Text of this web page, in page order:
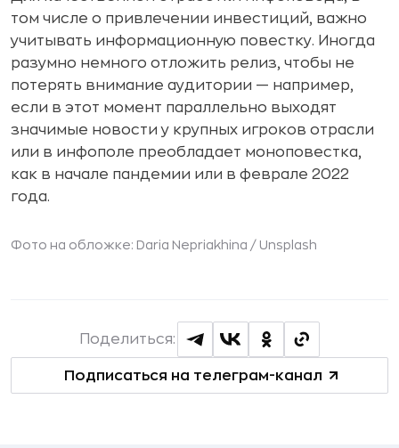
том числе о привлечении инвестиций, важно
учитывать информационную повестку. Иногда
разумно немного отложить релиз, чтобы не
потерять внимание аудитории — например,
если в этот момент параллельно выходят
значимые новости у крупных игроков отрасли
или в инфополе преобладает моноповестка,
как в начале пандемии или в феврале 2022
года.
Фото на обложке: Daria Nepriakhina / Unsplash
Подписаться на телеграм-канал
Поделиться: